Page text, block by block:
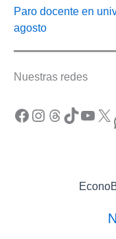
Paro docente en
agosto
Nuestras redes
Facebook Instagram Threads TikTok YouTube X